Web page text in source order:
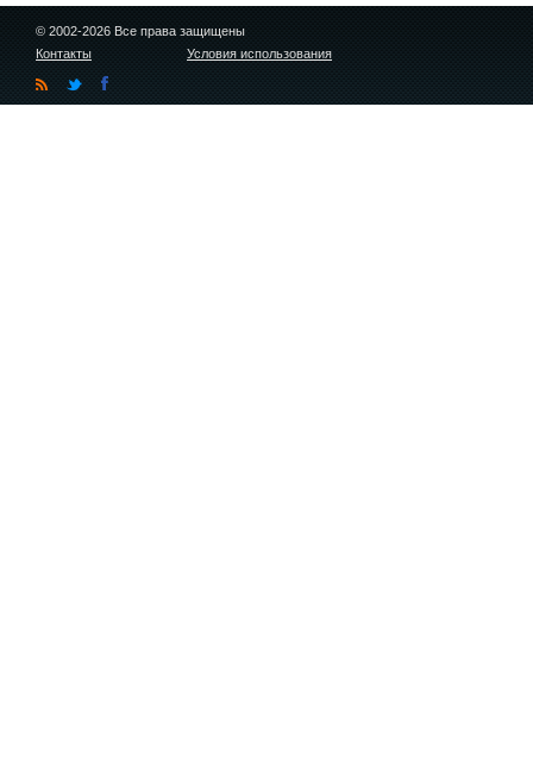
© 2002-2026 Все права защищены
Контакты
Условия использования